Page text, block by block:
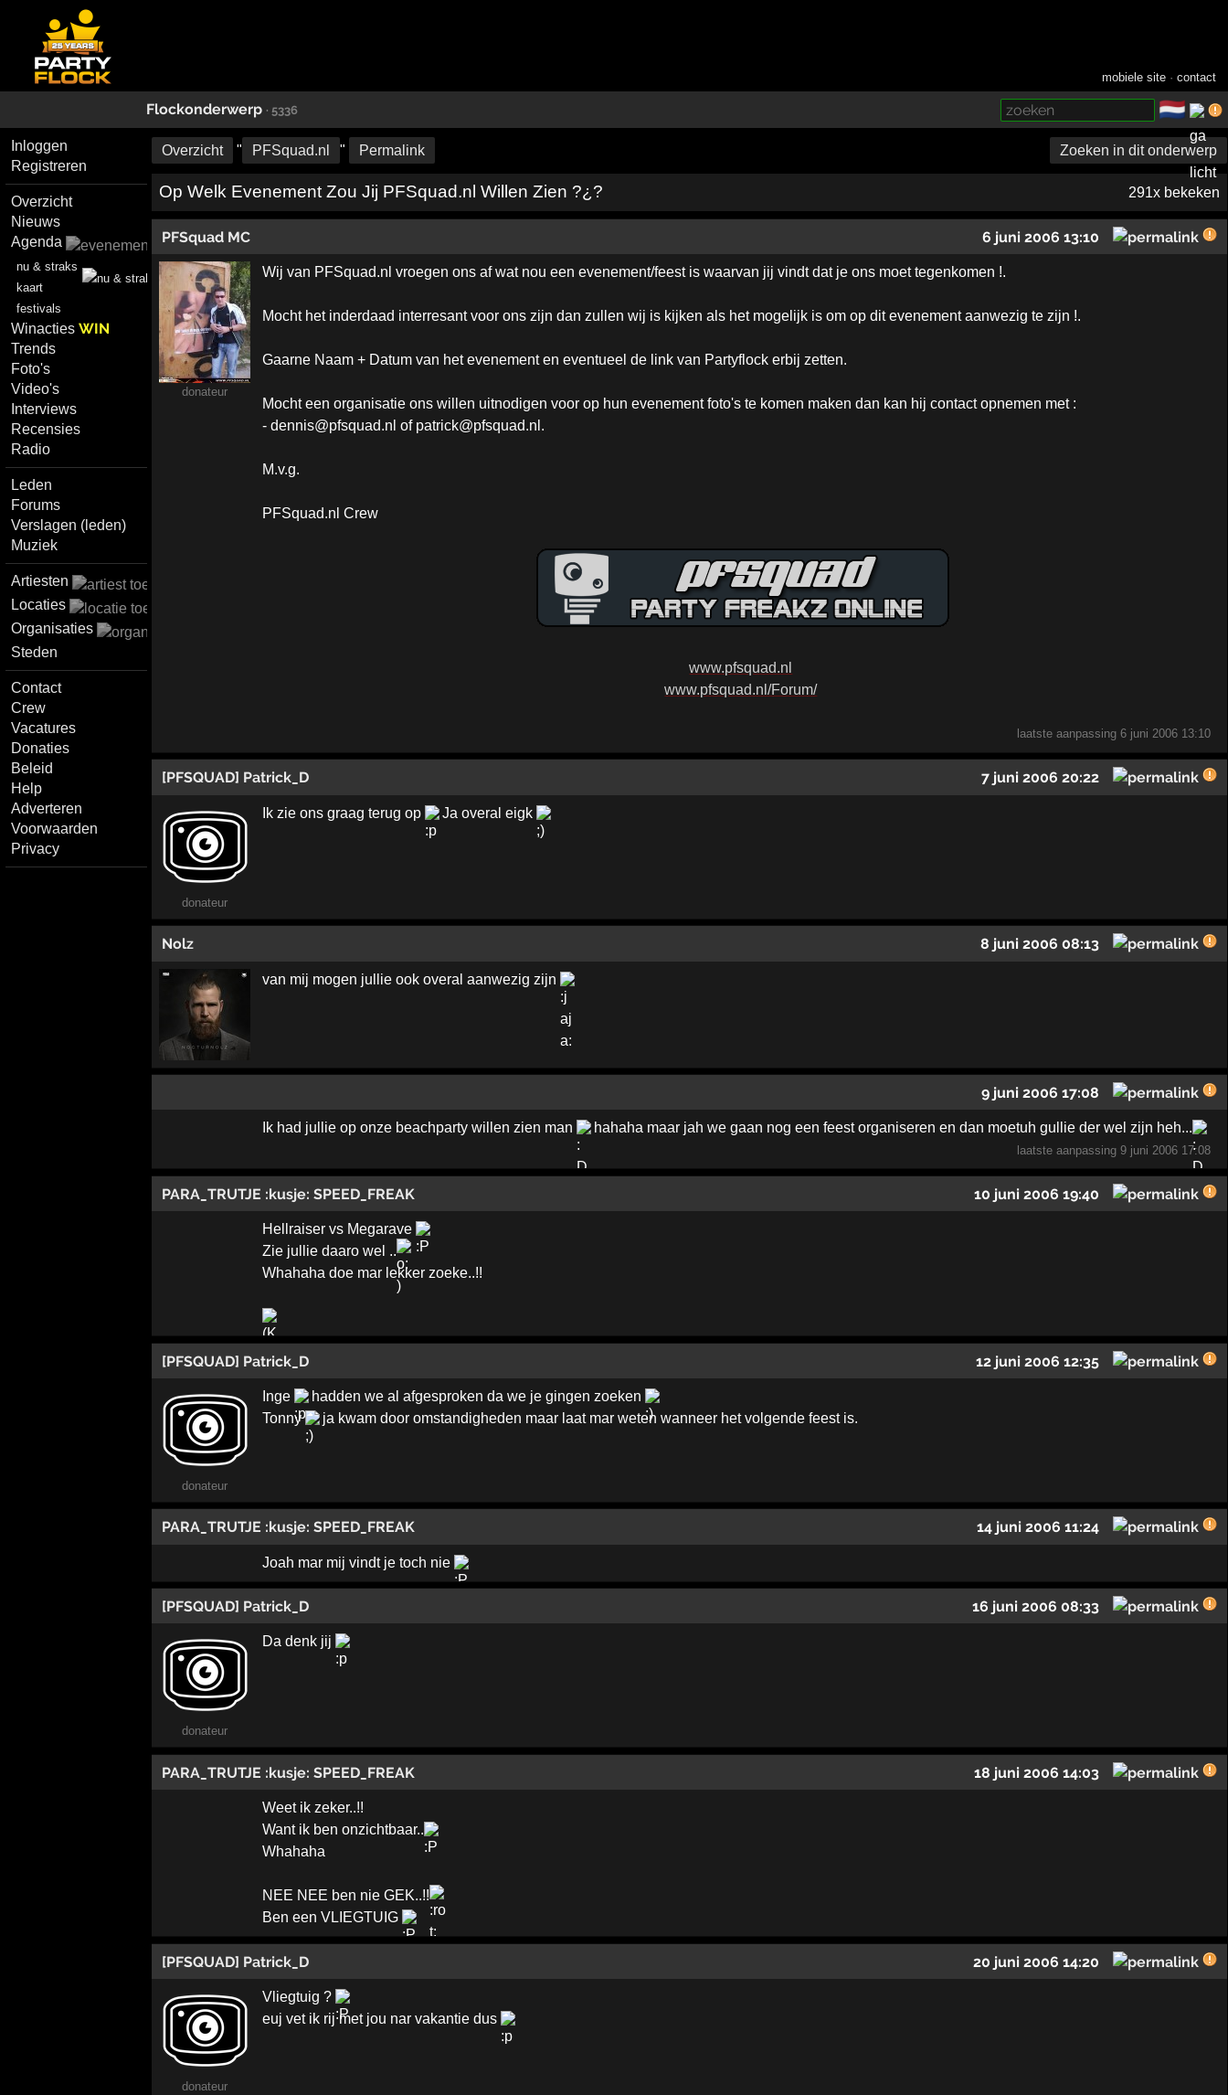
mobiele site ·contact
Flockonderwerp · 5336 🇳🇱
Inloggen
Registreren
Overzicht
Nieuws
Agenda
nu & straks
kaart
festivals
WinactiesWIN
Trends
Foto's
Video's
Interviews
Recensies
Radio
Leden
Forums
Verslagen (leden)
Muziek
Artiesten
Locaties
Organisaties
Steden
Contact
Crew
Vacatures
Donaties
Beleid
Help
Adverteren
Voorwaarden
Privacy
Overzicht " PFSquad.nl " Permalink Zoeken in dit onderwerp
Op Welk Evenement Zou Jij PFSquad.nl Willen Zien ?¿? 291x bekeken
PFSquad MC 6 juni 2006 13:10
donateur
Wij van PFSquad.nl vroegen ons af wat nou een evenement/feest is waarvan jij vindt dat je ons moet tegenkomen !.
Mocht het inderdaad interresant voor ons zijn dan zullen wij is kijken als het mogelijk is om op dit evenement aanwezig te zijn !.
Gaarne Naam + Datum van het evenement en eventueel de link van Partyflock erbij zetten.
Mocht een organisatie ons willen uitnodigen voor op hun evenement foto's te komen maken dan kan hij contact opnemen met :
- dennis@pfsquad.nl of patrick@pfsquad.nl.
M.v.g.
PFSquad.nl Crew
www.pfsquad.nl
www.pfsquad.nl/Forum/
laatste aanpassing 6 juni 2006 13:10
[PFSQUAD] Patrick_D 7 juni 2006 20:22
donateur
Ik zie ons graag terug op Ja overal eigk
Nolz 8 juni 2006 08:13
van mij mogen jullie ook overal aanwezig zijn
9 juni 2006 17:08
Ik had jullie op onze beachparty willen zien man hahaha maar jah we gaan nog een feest organiseren en dan moetuh gullie der wel zijn heh...
laatste aanpassing 9 juni 2006 17:08
PARA_TRUTJE :kusje: SPEED_FREAK 10 juni 2006 19:40
Hellraiser vs Megarave
Zie jullie daaro wel ..
Whahaha doe mar lekker zoeke..!!
[PFSQUAD] Patrick_D 12 juni 2006 12:35
donateur
Inge
hadden we al afgesproken da we je gingen zoeken
Tonny
ja kwam door omstandigheden maar laat mar weten wanneer het volgende feest is.
PARA_TRUTJE :kusje: SPEED_FREAK 14 juni 2006 11:24
Joah mar mij vindt je toch nie
[PFSQUAD] Patrick_D 16 juni 2006 08:33
donateur
Da denk jij
PARA_TRUTJE :kusje: SPEED_FREAK 18 juni 2006 14:03
Weet ik zeker..!!
Want ik ben onzichtbaar..
Whahaha
NEE NEE ben nie GEK..!!
Ben een VLIEGTUIG
[PFSQUAD] Patrick_D 20 juni 2006 14:20
donateur
Vliegtuig ?
euj vet ik rij met jou nar vakantie dus